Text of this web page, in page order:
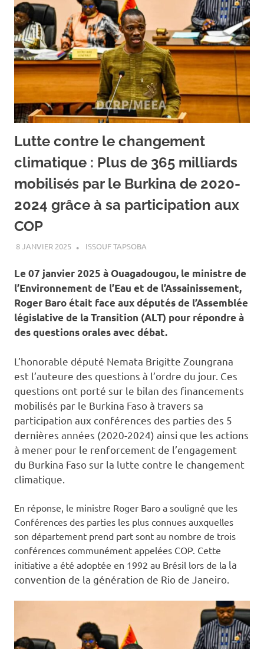
Lutte contre le changement
climatique : Plus de 365 milliards
mobilisés par le Burkina de 2020-
2024 grâce à sa participation aux
COP
8 JANVIER 2025 ISSOUF TAPSOBA
Le 07 janvier 2025 à Ouagadougou, le ministre de
l’Environnement de l’Eau et de l’Assainissement,
Roger Baro était face aux députés de l’Assemblée
législative de la Transition (ALT) pour répondre à
des questions orales avec débat.
L’honorable député Nemata Brigitte Zoungrana
est l’auteure des questions à l’ordre du jour. Ces
questions ont porté sur le bilan des financements
mobilisés par le Burkina Faso à travers sa
participation aux conférences des parties des 5
dernières années (2020-2024) ainsi que les actions
à mener pour le renforcement de l’engagement
du Burkina Faso sur la lutte contre le changement
climatique.
En réponse, le ministre Roger Baro a souligné que les
Conférences des parties les plus connues auxquelles
son département prend part sont au nombre de trois
conférences communément appelées COP. Cette
initiative a été adoptée en 1992 au Brésil lors de la la
convention de la génération de Rio de Janeiro.